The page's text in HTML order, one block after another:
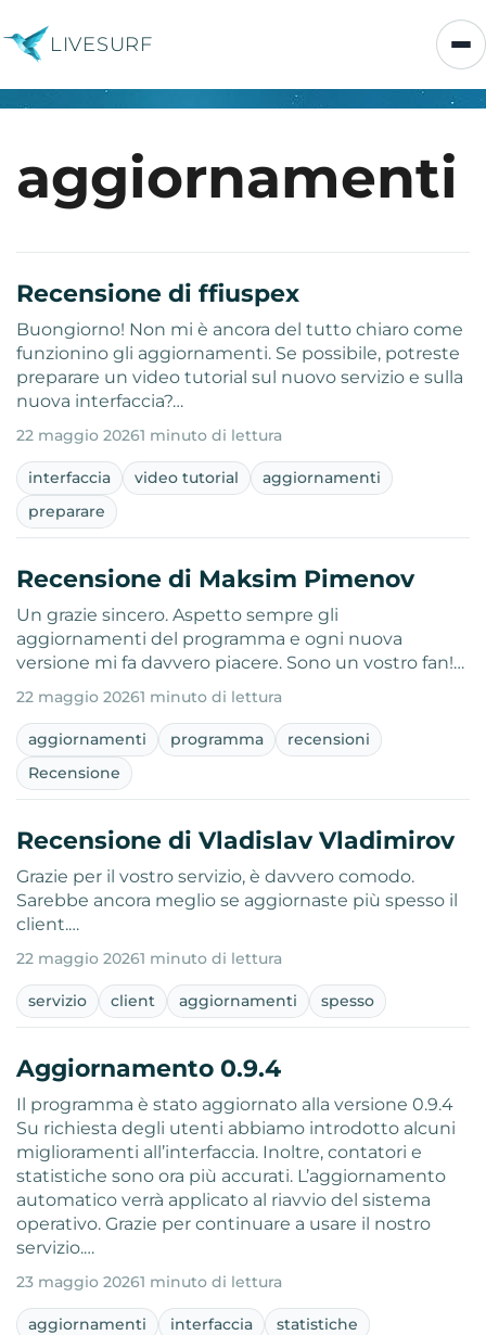
LIVESURF
aggiornamenti
Recensione di ffiuspex
Buongiorno! Non mi è ancora del tutto chiaro come
funzionino gli aggiornamenti. Se possibile, potreste
preparare un video tutorial sul nuovo servizio e sulla
nuova interfaccia?…
22 maggio 20261 minuto di lettura
interfaccia video tutorial
aggiornamenti
preparare
Recensione di Maksim Pimenov
Un grazie sincero. Aspetto sempre gli
aggiornamenti del programma e ogni nuova
versione mi fa davvero piacere. Sono un vostro fan!…
22 maggio 20261 minuto di lettura
aggiornamenti programma
recensioni
Recensione
Recensione di Vladislav Vladimirov
Grazie per il vostro servizio, è davvero comodo.
Sarebbe ancora meglio se aggiornaste più spesso il
client.…
22 maggio 20261 minuto di lettura
servizio client aggiornamenti spesso
Aggiornamento 0.9.4
Il programma è stato aggiornato alla versione 0.9.4
Su richiesta degli utenti abbiamo introdotto alcuni
miglioramenti all’interfaccia. Inoltre, contatori e
statistiche sono ora più accurati. L’aggiornamento
automatico verrà applicato al riavvio del sistema
operativo. Grazie per continuare a usare il nostro
servizio.…
23 maggio 20261 minuto di lettura
aggiornamenti interfaccia
statistiche